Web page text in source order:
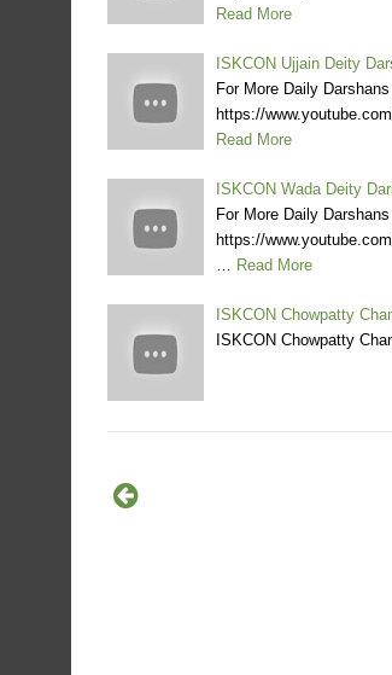
Read More
ISKCON Ujjain Deity
For More Daily
https://
Read More
ISKCON Wada Deity
For More Daily
https://
… Read More
ISKCON Chowpatty
ISKCON Chowpatty